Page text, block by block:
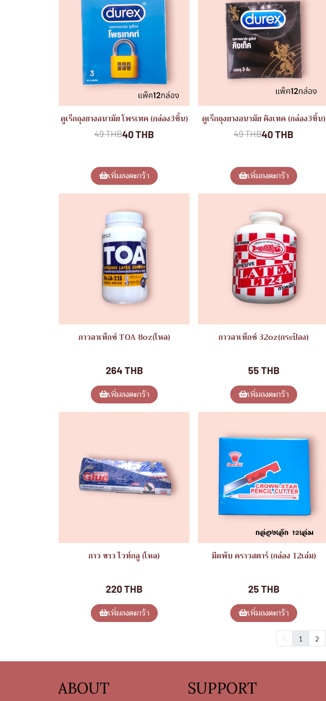
ดูเร็กถุงยางอนามัย โพรเทค (กล่อง3ชิ้น)
49 THB40 THB
เพิ่มลงตะกร้า
ดูเร็กถุงยางอนามัย คิงเทค (กล่อง3ชิ้น)
49 THB40 THB
เพิ่มลงตะกร้า
กาวลาเท็กซ์ TOA 8oz(โหล)
264 THB
เพิ่มลงตะกร้า
กาวลาเท็กซ์ 32oz(กระป๋อง)
55 THB
เพิ่มลงตะกร้า
กาว ขาว ไวท์กลู (โหล)
220 THB
เพิ่มลงตะกร้า
มีดพับ คราวสตาร์ (กล่อง 12เล่ม)
25 THB
เพิ่มลงตะกร้า
1 2
ABOUT SUPPORT